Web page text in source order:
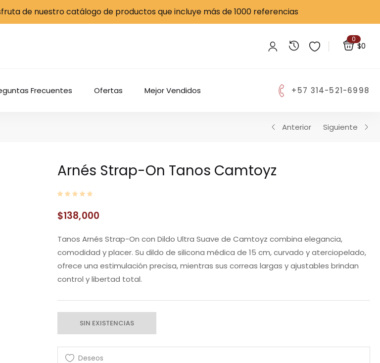
de nuestro catálogo de productos que incluye más de 1000 referencias
0
$0
Frecuentes Ofertas Mejor Vendidos +57 314-521-6998
Anterior Siguiente
$138,000 SIN EXISTENCIAS
Arnés Strap-On Tanos Camtoyz
$138,000
Tanos Arnés Strap-On con Dildo Ultra Suave de Camtoyz combina elegancia,
comodidad y placer. Su dildo de silicona médica de 15 cm, curvado y aterciopelado,
ofrece una estimulación precisa, mientras sus correas largas y ajustables brindan
control y libertad total.
SIN EXISTENCIAS